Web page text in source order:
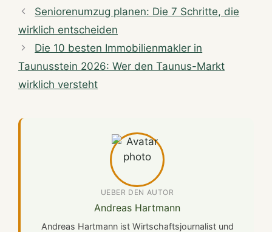
Seniorenumzug planen: Die 7 Schritte, die
wirklich entscheiden
Die 10 besten Immobilienmakler in
Taunusstein 2026: Wer den Taunus-Markt
wirklich versteht
UEBER DEN AUTOR
Andreas Hartmann
Andreas Hartmann ist Wirtschaftsjournalist und